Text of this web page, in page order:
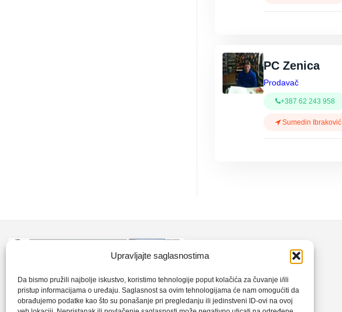
Upravljajte saglasnostima
Da bismo pružili najbolje iskustvo, koristimo tehnologije poput kolačića za čuvanje i/ili
pristup informacijama o uređaju. Saglasnost sa ovim tehnologijama će nam omogućiti da
obrađujemo podatke kao što su ponašanje pri pregledanju ili jedinstveni ID-ovi na ovoj
PC Zenica
Prodavač
+387 62 243 958
Sumedin Ibraković
CLK-Interpromet d.o.o. posluje u sastavu
grupe SKF distributera od 1996. godine,
gdje s ponosom mozemo reci da smo
+387 35 720 560
clkm@bih.net.ba